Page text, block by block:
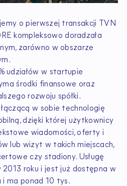
o pierwszej transakcji TVN
kompleksowo doradzała
zarówno w obszarze
udziałów w startupie
środki finansowe oraz
rozwoju spółki.
w sobie technologię
dzięki której użytkownicy
wiadomości, oferty i
lub wizyt w takich miejscach,
czy stadiony. Usługę
2013 roku i jest już dostępna w
ma ponad 10 tys.